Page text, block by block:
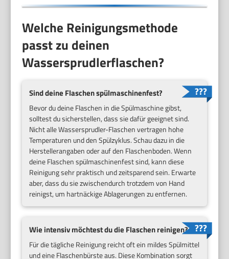
Welche Reinigungsmethode
passt zu deinen
Wassersprudlerflaschen?
Sind deine Flaschen spülmaschinenfest?
Bevor du deine Flaschen in die Spülmaschine gibst,
solltest du sicherstellen, dass sie dafür geeignet sind.
Nicht alle Wassersprudler-Flaschen vertragen hohe
Temperaturen und den Spülzyklus. Schau dazu in die
Herstellerangaben oder auf den Flaschenboden. Wenn
deine Flaschen spülmaschinenfest sind, kann diese
Reinigung sehr praktisch und zeitsparend sein. Erwarte
aber, dass du sie zwischendurch trotzdem von Hand
reinigst, um hartnäckige Ablagerungen zu entfernen.
Wie intensiv möchtest du die Flaschen reinigen?
Für die tägliche Reinigung reicht oft ein mildes Spülmittel
und eine Flaschenbürste aus. Diese Kombination sorgt